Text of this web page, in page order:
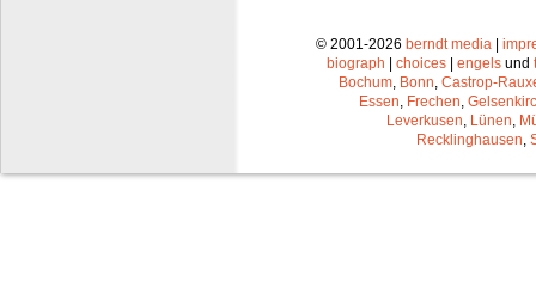
© 2001-2026 berndt media|
biograph
choices engels und
Bochum, Bonn, Castrop-
Essen, Frechen,
Leverkusen, Lünen,
Recklinghausen,